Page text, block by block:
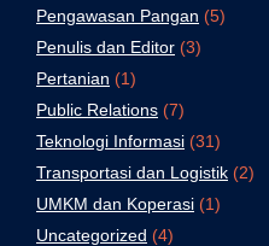
Pengawasan Pangan (5)
Penulis dan Editor (3)
Pertanian (1)
Public Relations (7)
Teknologi Informasi (31)
Transportasi dan Logistik (2)
UMKM dan Koperasi (1)
Uncategorized (4)